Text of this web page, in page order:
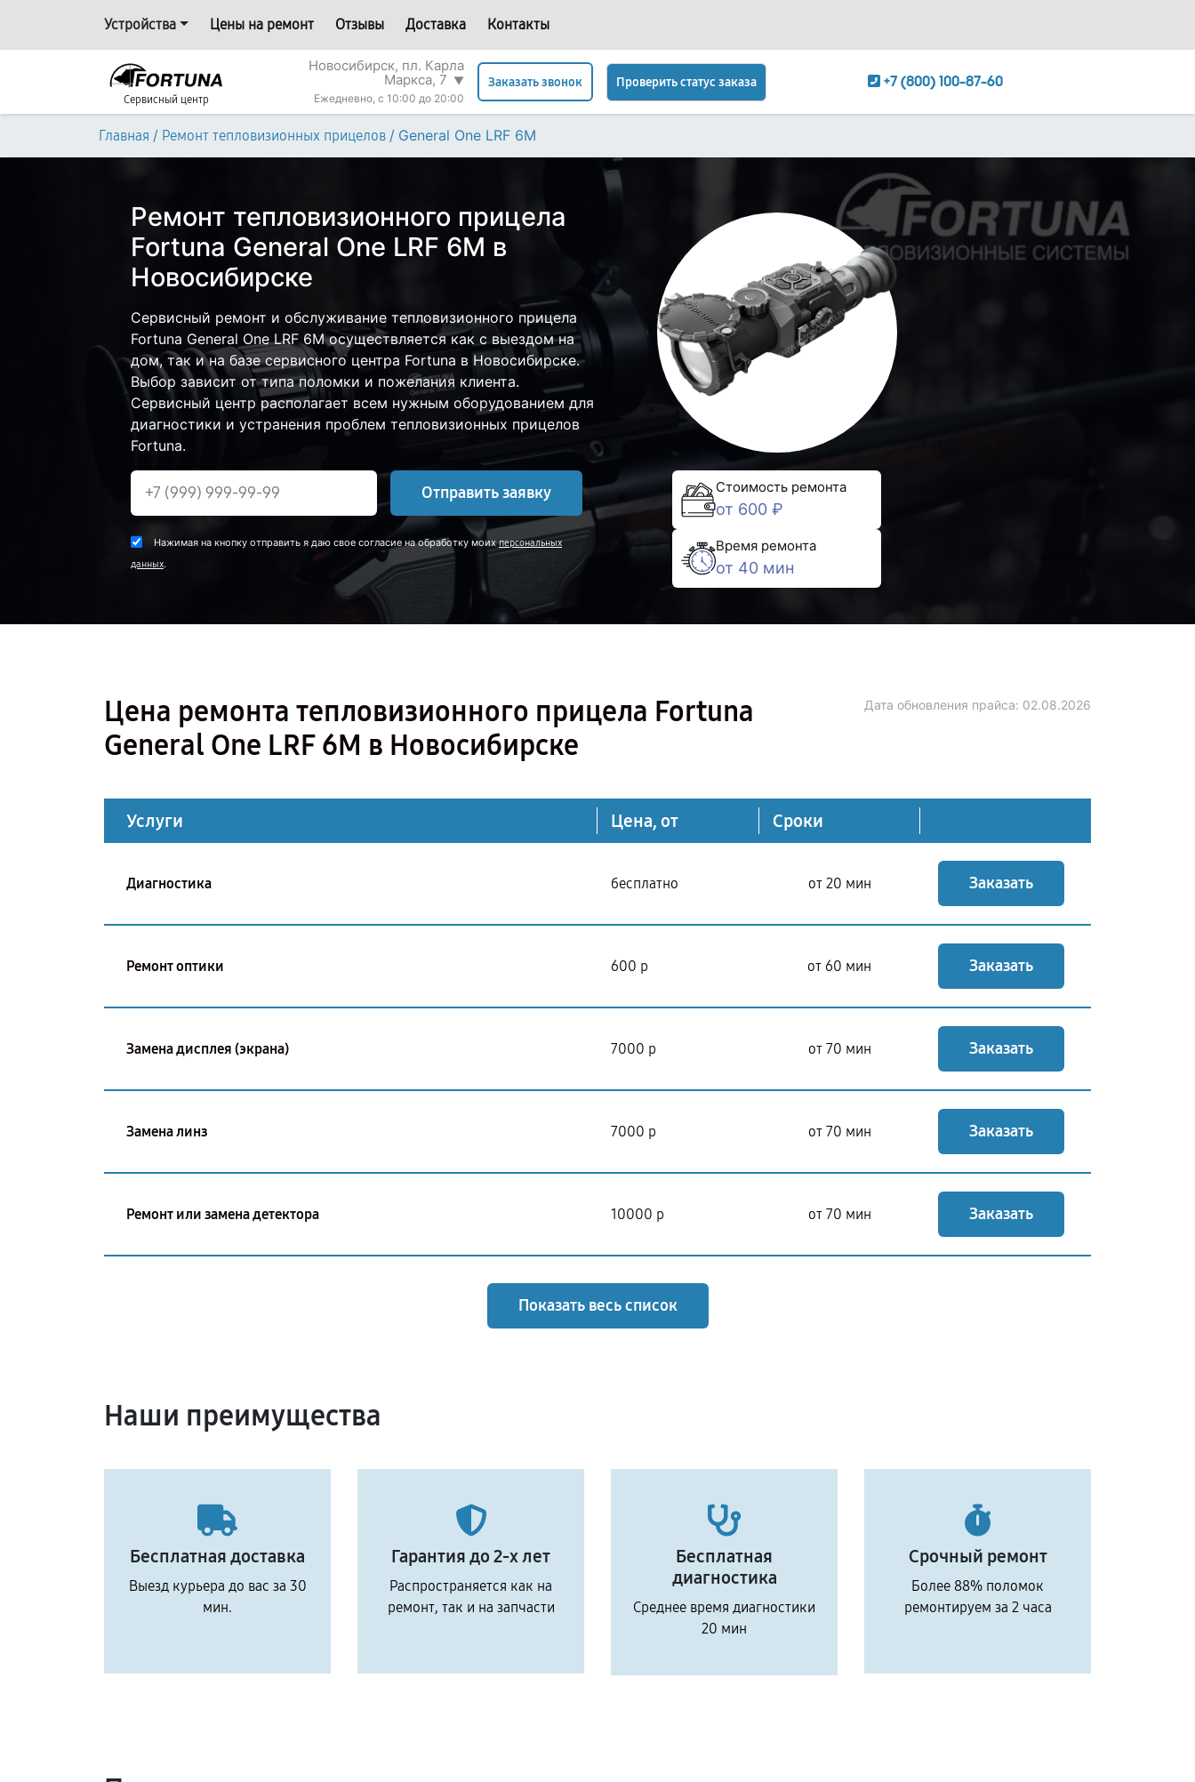
Устройства Цены на ремонт Отзывы Доставка Контакты
Сервисный центр
Новосибирск, пл. Карла
Маркса, 7 ▼
Ежедневно, с 10:00 до 20:00
Заказать звонок Проверить статус заказа +7 (800) 100-87-60
Главная / Ремонт тепловизионных прицелов / General One LRF 6M
Ремонт тепловизионного прицела
Fortuna General One LRF 6M в
Новосибирске
Сервисный ремонт и обслуживание тепловизионного прицела
Fortuna General One LRF 6M осуществляется как с выездом на
дом, так и на базе сервисного центра Fortuna в Новосибирске.
Выбор зависит от типа поломки и пожелания клиента.
Сервисный центр располагает всем нужным оборудованием для
диагностики и устранения проблем тепловизионных прицелов
Fortuna.
Отправить заявку
Нажимая на кнопку отправить я даю свое согласие на обработку моихперсональных
данных.
Стоимость ремонта
от 600 ₽
Время ремонта
от 40 мин
Цена ремонта тепловизионного прицела Fortuna
General One LRF 6M в Новосибирске
Дата обновления прайса: 02.08.2026
Услуги Цена, от Сроки
Диагностика бесплатно от 20 мин Заказать
Ремонт оптики 600 р от 60 мин Заказать
Замена дисплея (экрана) 7000 р от 70 мин Заказать
Замена линз 7000 р от 70 мин Заказать
Ремонт или замена детектора 10000 р от 70 мин Заказать
Показать весь список
Наши преимущества
Бесплатная доставка
Выезд курьера до вас за 30
мин.
Гарантия до 2-х лет
Распространяется как на
ремонт, так и на запчасти
Бесплатная
диагностика
Среднее время диагностики
20 мин
Срочный ремонт
Более 88% поломок
ремонтируем за 2 часа